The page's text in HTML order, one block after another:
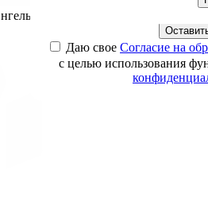
Сторона B
Даю свое Согласие на
с целью использования